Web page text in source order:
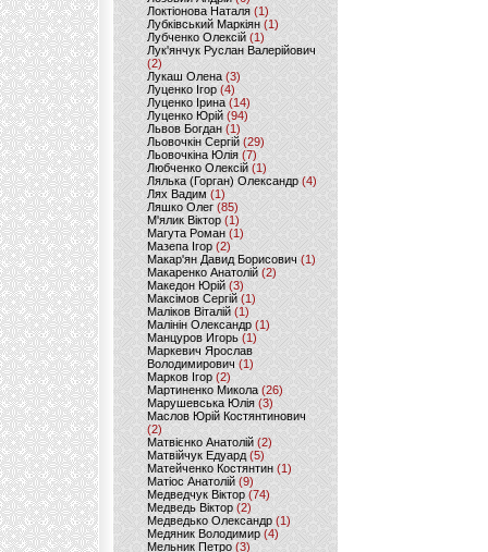
Локтіонова Наталя (1)
Лубківський Маркіян(1)
Лубченко Олексій (1)
Лук'янчук Руслан Валерійович
(2)
Лукаш Олена (3)
Луценко Ігор (4)
Луценко Ірина (14)
Луценко Юрій (94)
Львов Богдан (1)
Льовочкін Сергій (29)
Льовочкіна Юлія(7)
Любченко Олексій(1)
Лялька (Горган) Олександр(4)
Лях Вадим (1)
Ляшко Олег (85)
М'ялик Віктор(1)
Магута Роман(1)
Мазепа Ігор (2)
Макар'ян Давид Борисович(1)
Макаренко Анатолій (2)
Македон Юрій(3)
Максімов Сергій (1)
Маліков Віталій (1)
Малінін Олександр (1)
Манцуров Игорь (1)
Маркевич Ярослав
Володимирович (1)
Марков Ігор (2)
Мартиненко Микола (26)
Марушевська Юлія (3)
Маслов Юрій Костянтинович
(2)
Матвієнко Анатолій (2)
Матвійчук Едуард(5)
Матейченко Костянтин (1)
Матіос Анатолій (9)
Медведчук Віктор(74)
Медведь Віктор (2)
Медведько Олександр (1)
Медяник Володимир(4)
Мельник Петро (3)